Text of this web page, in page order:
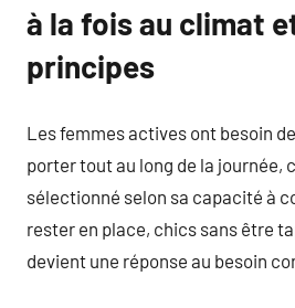
à la fois au climat
principes
Les femmes actives ont besoin
porter tout au long de la journée,
sélectionné selon sa capacité à
rester en place, chics sans être
devient une réponse au besoin